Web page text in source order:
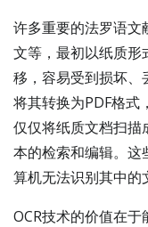
许多重要的法罗语文
文等，最初以纸质形
移，容易受到损坏、
将其转换为PDF格式
仅仅将纸质文档扫描
本的检索和编辑。这
算机无法识别其中的
OCR技术的价值在